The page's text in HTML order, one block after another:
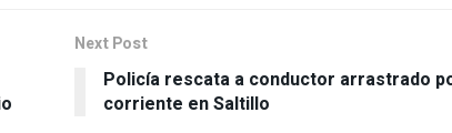
Policía rescata a conductor arrastrado por
corriente en Saltillo